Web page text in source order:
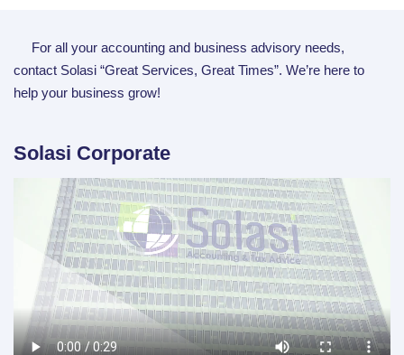
For all your accounting and business advisory needs,
contact Solasi “Great Services, Great Times”. We’re here to
help your business grow!
Solasi Corporate